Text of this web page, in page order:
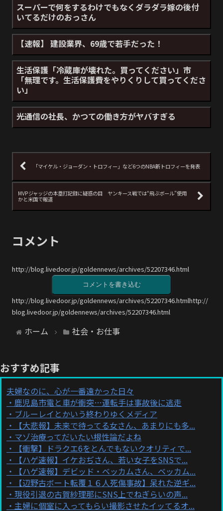
スーパーで何をするわけでもなくダラダラ嫁の後付
いてるだけのおっさん
【速報】 建設業界、69歳で若手だった！
生活保護「冷蔵庫が壊れた。買ってください」市
「無理です。生活保護費をやりくりして買ってくださ
い」
光通信の社長、かつての働き方がヤバすぎる
「マイケル・ジョーダン・トロフィー」など6つのNBA新トロフィーを発表
MVPジャッジの本塁打記録に疑惑の目 ヤンキース戦では“飛ぶボール”使用
かと米国で報道
コメント
http://blog.livedoor.jp/goldennews/archives/52207346.html
コメントを書き込む
http://blog.livedoor.jp/goldennews/archives/52207346.htmlhttp://
blog.livedoor.jp/goldennews/archives/52207346.html
ホーム 社会・お仕事
おすすめ記事
夫婦なのに、心が一番遠かった日々
鹿児島市電と車が衝突…運転手は事故後に逃走
ブルーレイとかいう終わりゆくメディア
【大悲報】未来で待ってる女さん、あまりにも多...
マゾ治療ってだいたい根性論だよね
【衝撃】ドラクエ6をとんでもないクオリティで...
【ハゲ速報】イケおぢさん、若い女子をSNSで...
【ハゲ速報】デビッド・ベッカムさん、ベッカム...
【辺野古ボート転覆１６人死傷事故】呆れた逆ギ...
現役引退の古賀紗理那にSNS上でねぎらいの声...
主婦に個室に入ってもらい撮影させたイッてるオ...